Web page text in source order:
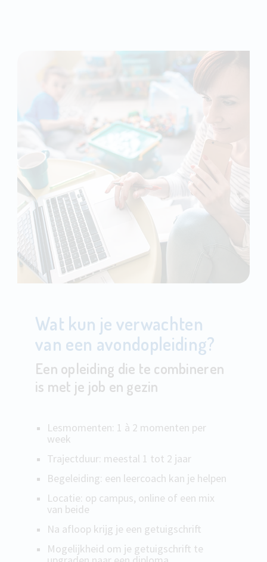
Wat kun je verwachten
van een avondopleiding?
Een opleiding die te combineren
is met je job en gezin
Lesmomenten: 1 à 2 momenten per
week
Trajectduur: meestal 1 tot 2 jaar
Begeleiding: een leercoach kan je helpen
Locatie: op campus, online of een mix
van beide
Na afloop krijg je een getuigschrift
Mogelijkheid om je getuigschrift te